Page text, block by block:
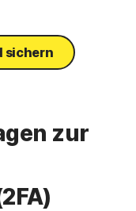
sichern
zur